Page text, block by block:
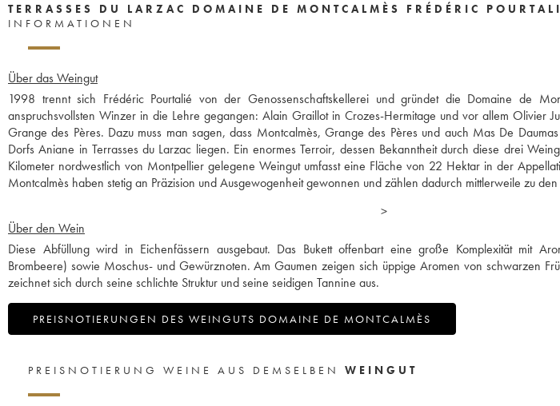
TERRASSES DU LARZAC DOMAINE DE MONTCALMÈS FRÉDÉRIC
INFORMATIONEN
Über das Weingut
1998 trennt sich Frédéric Pourtalié von der Genossenschaftskellerei und gründet die Domaine de
anspruchsvollsten Winzer in die Lehre gegangen: Alain Graillot in Crozes-Hermitage und vor allem Olivier
Grange des Pères. Dazu muss man sagen, dass Montcalmès, Grange des Pères und auch Mas De
Dorfs Aniane in Terrasses du Larzac liegen. Ein enormes Terroir, dessen Bekanntheit durch diese drei
Kilometer nordwestlich von Montpellier gelegene Weingut umfasst eine Fläche von 22 Hektar in der
Montcalmès haben stetig an Präzision und Ausgewogenheit gewonnen und zählen dadurch mittlerweile zu
>
Über den Wein
Diese Abfüllung wird in Eichenfässern ausgebaut. Das Bukett offenbart eine große Komplexität mit
Brombeere) sowie Moschus- und Gewürznoten. Am Gaumen zeigen sich üppige Aromen von schwarzen
zeichnet sich durch seine schlichte Struktur und seine seidigen Tannine aus.
PREISNOTIERUNGEN DES WEINGUTS DOMAINE DE MONTCALMÈS
PREISNOTIERUNG WEINE AUS DEMSELBEN WEINGUT